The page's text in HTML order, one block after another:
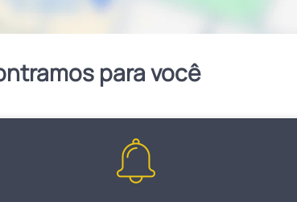
para você